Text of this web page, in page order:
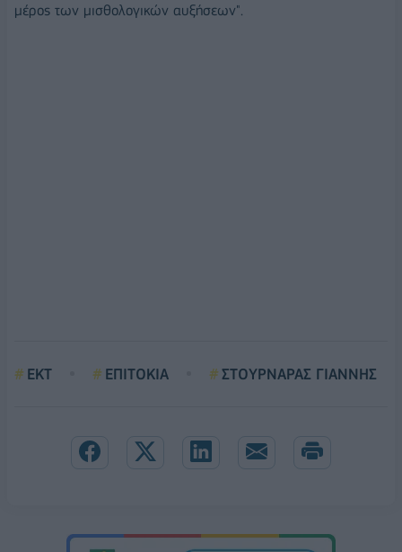
μέρος των μισθολογικών αυξήσεων".
ΕΚΤ ΕΠΙΤΟΚΙΑ ΣΤΟΥΡΝΑΡΑΣ ΓΙΑΝΝΗΣ